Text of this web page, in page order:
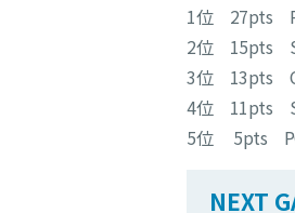
1位 27pts
2位 15pts
3位 13pts C
4位 11pts
5位 5pts
NEXT